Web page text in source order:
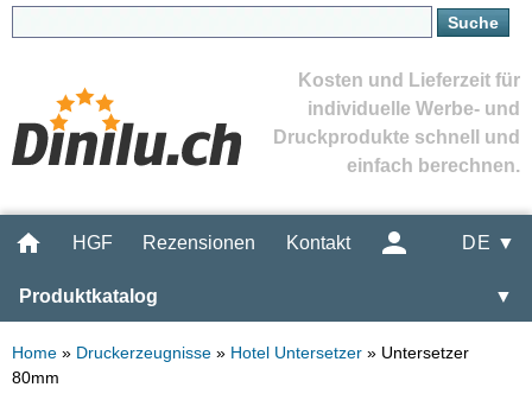
Kosten und Lieferzeit für
individuelle Werbe- und
Druckprodukte schnell und
einfach berechnen.
HGF Rezensionen Kontakt DE ▼
Produktkatalog ▼
Home » Druckerzeugnisse » Hotel Untersetzer » Untersetzer
80mm